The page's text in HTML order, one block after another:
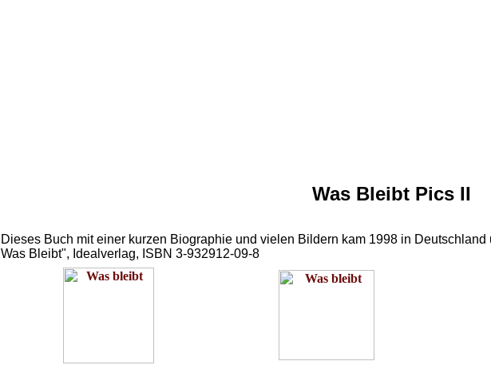
Was Bleibt Pics II
Dieses Buch mit einer kurzen Biographie und vielen Bildern kam 1998 in
Was Bleibt", Idealverlag, ISBN 3-932912-09-8